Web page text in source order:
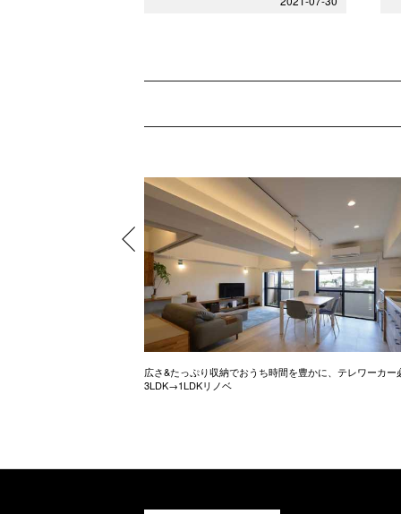
広さ&たっぷり収納でおうち時間を豊かに、テレワーカー
3LDK→1LDKリノベ